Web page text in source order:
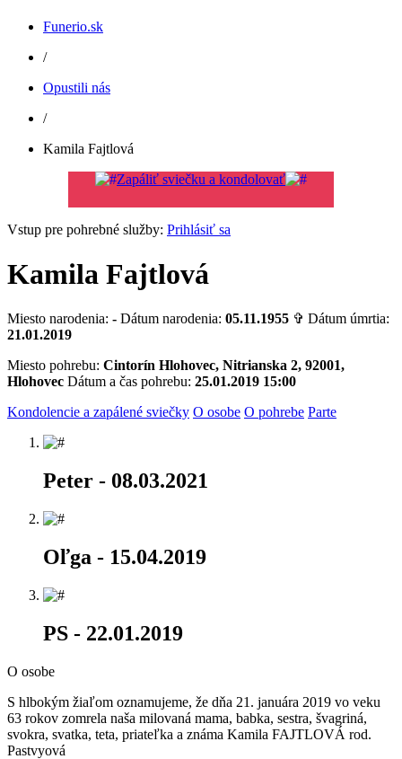
Funerio.sk
/
Opustili nás
/
Kamila Fajtlová
Zapáliť sviečku a kondolovať
Vstup pre pohrebné služby: Prihlásiť sa
Kamila Fajtlová
Miesto narodenia: - Dátum narodenia: 05.11.1955 ✞ Dátum úmrtia:
21.01.2019
Miesto pohrebu: Cintorín Hlohovec, Nitrianska 2, 92001,
Hlohovec Dátum a čas pohrebu: 25.01.2019 15:00
Kondolencie a zapálené sviečky O osobe O pohrebe Parte
Peter - 08.03.2021
Oľga - 15.04.2019
PS - 22.01.2019
O osobe
S hlbokým žiaľom oznamujeme, že dňa 21. januára 2019 vo veku
63 rokov zomrela naša milovaná mama, babka, sestra, švagriná,
svokra, svatka, teta, priateľka a známa Kamila FAJTLOVÁ rod.
Pastvyová